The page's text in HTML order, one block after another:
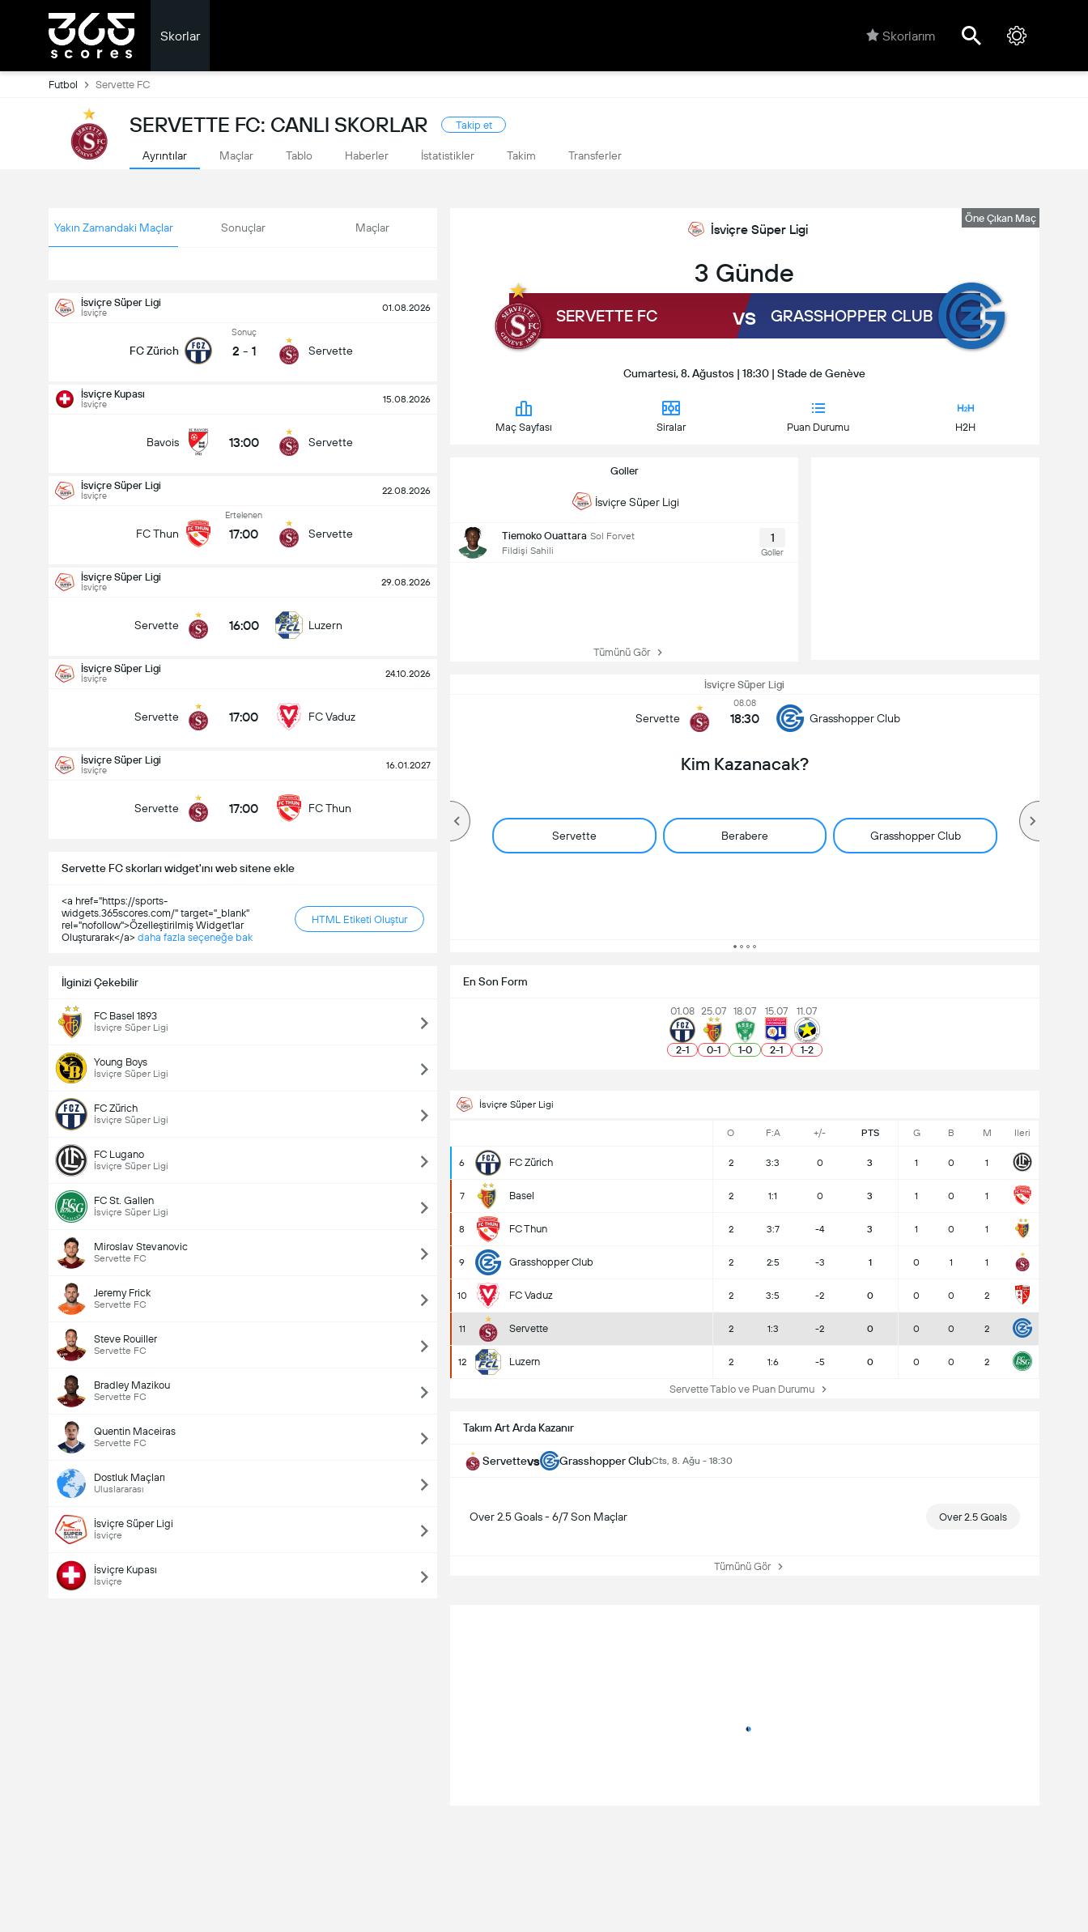
Skorlar Skorlarım
Futbol Servette FC
SERVETTE FC: CANLI SKORLAR Takip et
Ayrıntılar Maçlar Tablo Haberler İstatistikler Takim Transferler
Yakın Zamandaki Maçlar Sonuçlar Maçlar
İsviçre Süper Ligi
İsviçre 01.08.2026
FC Zürich
Sonuç
2 - 1 Servette
İsviçre Kupası
İsviçre 15.08.2026
Bavois 13:00 Servette
İsviçre Süper Ligi
İsviçre 22.08.2026
FC Thun
Ertelenen
17:00 Servette
İsviçre Süper Ligi
İsviçre 29.08.2026
Servette 16:00 Luzern
İsviçre Süper Ligi
İsviçre 24.10.2026
Servette 17:00 FC Vaduz
İsviçre Süper Ligi
İsviçre 16.01.2027
Servette 17:00 FC Thun
Servette FC skorları widget'ını web sitene ekle
<a href="https://sports-
widgets.365scores.com/" target="_blank"
rel="nofollow">Özelleştirilmiş Widget'lar
Oluşturarak</a> daha fazla seçeneğe bak
HTML Etiketi Oluştur
İlginizi Çekebilir
FC Basel 1893
İsviçre Süper Ligi
Young Boys
İsviçre Süper Ligi
FC Zürich
İsviçre Süper Ligi
FC Lugano
İsviçre Süper Ligi
FC St. Gallen
İsviçre Süper Ligi
Miroslav Stevanovic
Servette FC
Jeremy Frick
Servette FC
Steve Rouiller
Servette FC
Bradley Mazikou
Servette FC
Quentin Maceiras
Servette FC
Dostluk Maçları
Uluslararası
İsviçre Süper Ligi
İsviçre
İsviçre Kupası
İsviçre
Öne Çıkan Maç
İsviçre Süper Ligi
3 Günde
SERVETTE FC vs GRASSHOPPER CLUB
Cumartesi, 8. Ağustos | 18:30 | Stade de Genève
Maç Sayfası Siralar Puan Durumu H2H
Goller
İsviçre Süper Ligi
Tiemoko Ouattara Sol Forvet
Fildişi Sahili
1
Goller
Tümünü Gör
İsviçre Süper Ligi
Servette
08.08
18:30 Grasshopper Club
Kim Kazanacak?
Servette Berabere Grasshopper Club
13:00 Servette
Maçtaki Toplam Gol (2.5)
En Son Form
01.08
2-1
25.07
0-1
18.07
1-0
15.07
2-1
11.07
1-2
İsviçre Süper Ligi
O F:A +/- PTS G B M Ileri
6 FC Zürich 2 3:3 0 3 1 0 1
7 Basel 2 1:1 0 3 1 0 1
8 FC Thun 2 3:7 -4 3 1 0 1
9 Grasshopper Club 2 2:5 -3 1 0 1 1
10 FC Vaduz 2 3:5 -2 0 0 0 2
11 Servette 2 1:3 -2 0 0 0 2
12 Luzern 2 1:6 -5 0 0 0 2
Servette Tablo ve Puan Durumu
Takım Art Arda Kazanır
Servettevs Grasshopper ClubCts, 8. Ağu - 18:30
Over 2.5 Goals - 6/7 Son Maçlar Over 2.5 Goals
Tümünü Gör